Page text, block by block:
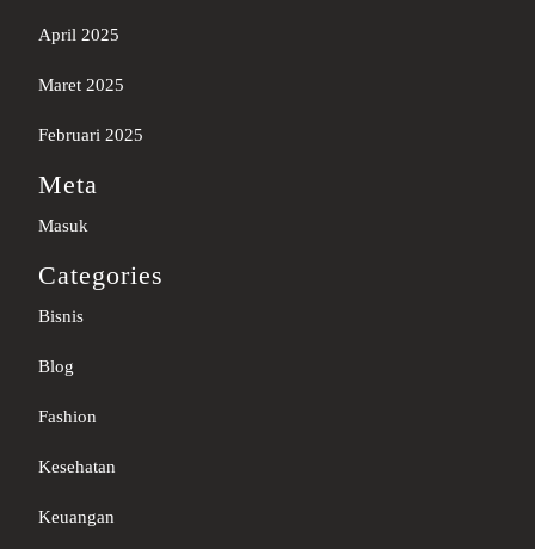
April 2025
Maret 2025
Februari 2025
Meta
Masuk
Categories
Bisnis
Blog
Fashion
Kesehatan
Keuangan